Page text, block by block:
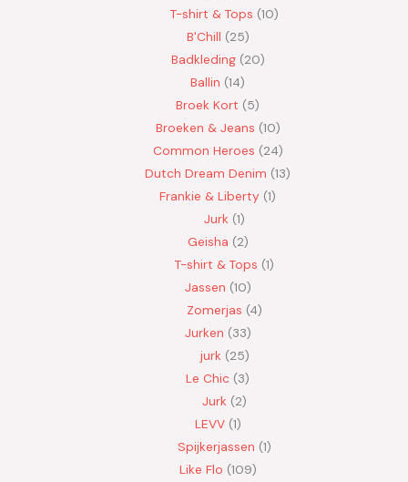
T-shirt & Tops 10
B'Chill 25
Badkleding 20
Ballin 14
Broek Kort 5
Broeken & Jeans 10
Common Heroes 24
Dutch Dream Denim 13
Frankie & Liberty 1
Jurk 1
Geisha 2
T-shirt & Tops 1
Jassen 10
Zomerjas 4
Jurken 33
jurk 25
Le Chic 3
Jurk 2
LEVV 1
Spijkerjassen 1
Like Flo 109